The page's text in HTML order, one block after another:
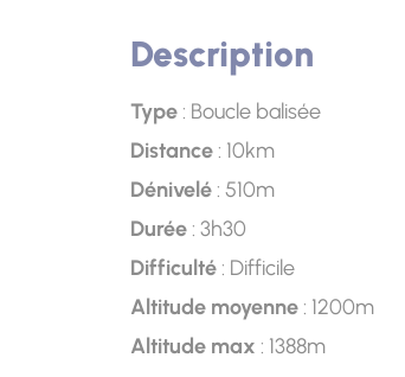
Description
Type: Boucle balisée
Distance: 10km
Dénivelé: 510m
Durée: 3h30
Difficulté: Difficile
Altitude moyenne: 1200m
Altitude max : 1388m